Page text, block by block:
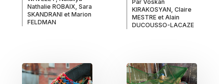
Nathalie ROBAIX, Sara
SKANDRANI et Marion
FELDMAN
Par Voskan
KIRAKOSYAN, Claire
MESTRE et Alain
DUCOUSSO-LACAZE